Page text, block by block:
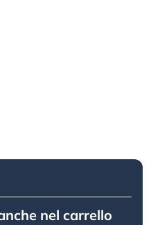
nel carrello